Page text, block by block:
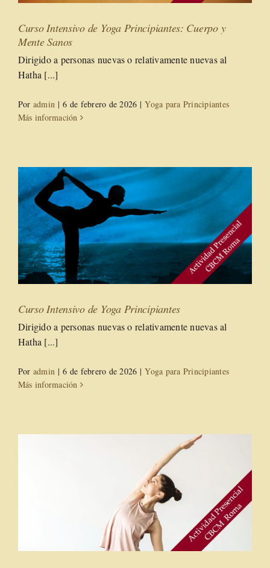
Curso Intensivo de Yoga Principiantes: Cuerpo y
Mente Sanos
Dirigido a personas nuevas o relativamente nuevas al
Hatha [...]
Por admin | 6 de febrero de 2026 | Yoga para Principiantes
Más información
Curso Intensivo de Yoga Principiantes
Dirigido a personas nuevas o relativamente nuevas al
Hatha [...]
Por admin | 6 de febrero de 2026 | Yoga para Principiantes
Más información